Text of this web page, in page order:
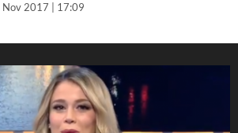
Nov 2017 | 17:09